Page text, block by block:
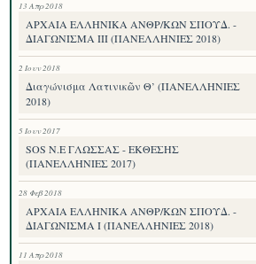
13 Απρ 2018
ΑΡΧΑΙΑ ΕΛΛΗΝΙΚΑ ΑΝΘΡ/ΚΩΝ ΣΠΟΥΔ. -
ΔΙΑΓΩΝΙΣΜΑ III (ΠΑΝΕΛΛΗΝΙΕΣ 2018)
2 Ιουν 2018
Διαγώνισμα Λατινικῶν Θ’ (ΠΑΝΕΛΛΗΝΙΕΣ
2018)
5 Ιουν 2017
SOS Ν.Ε ΓΛΩΣΣΑΣ - ΕΚΘΕΣΗΣ
(ΠΑΝΕΛΛΗΝΙΕΣ 2017)
28 Φεβ 2018
ΑΡΧΑΙΑ ΕΛΛΗΝΙΚΑ ΑΝΘΡ/ΚΩΝ ΣΠΟΥΔ. -
ΔΙΑΓΩΝΙΣΜΑ I (ΠΑΝΕΛΛΗΝΙΕΣ 2018)
11 Απρ 2018